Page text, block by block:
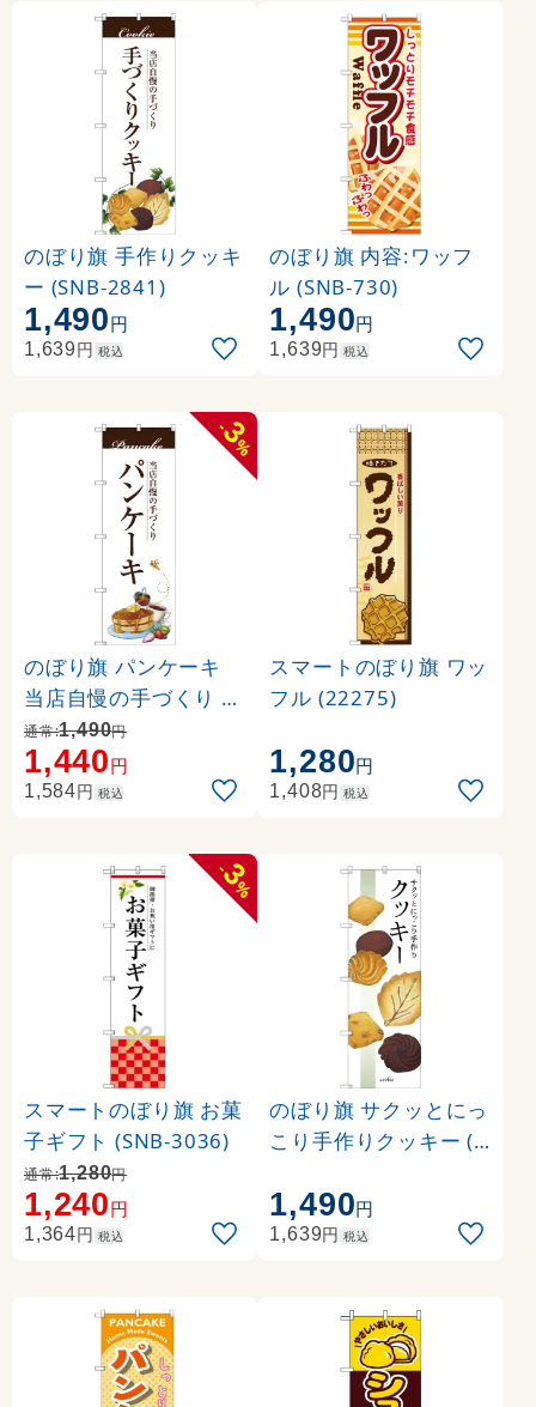
のぼり旗 手作りクッキ
ー (SNB-2841)
1,490円
1,639円 税込
のぼり旗 内容:ワッフ
ル (SNB-730)
1,490円
1,639円 税込
-
3
%
のぼり旗 パンケーキ
当店自慢の手づくり イ
ラスト (SNB-3080)
通常:1,490円
1,440円
1,584円 税込
スマートのぼり旗 ワッ
フル (22275)
1,280円
1,408円 税込
-
3
%
スマートのぼり旗 お菓
子ギフト (SNB-3036)
通常:1,280円
1,240円
1,364円 税込
のぼり旗 サクッとにっ
こり手作りクッキー (S
1,490円
1,639円 税込